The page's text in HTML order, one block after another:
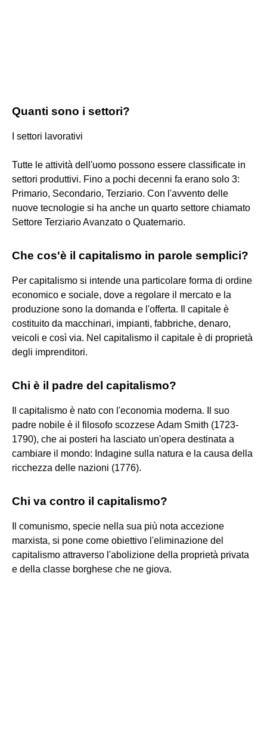
Quanti sono i settori?
I settori lavorativi
Tutte le attività dell'uomo possono essere classificate in
settori produttivi. Fino a pochi decenni fa erano solo 3:
Primario, Secondario, Terziario. Con l'avvento delle
nuove tecnologie si ha anche un quarto settore chiamato
Settore Terziario Avanzato o Quaternario.
Che cos'è il capitalismo in parole semplici?
Per capitalismo si intende una particolare forma di ordine
economico e sociale, dove a regolare il mercato e la
produzione sono la domanda e l'offerta. Il capitale è
costituito da macchinari, impianti, fabbriche, denaro,
veicoli e così via. Nel capitalismo il capitale è di proprietà
degli imprenditori.
Chi è il padre del capitalismo?
Il capitalismo è nato con l'economia moderna. Il suo
padre nobile è il filosofo scozzese Adam Smith (1723-
1790), che ai posteri ha lasciato un'opera destinata a
cambiare il mondo: Indagine sulla natura e la causa della
ricchezza delle nazioni (1776).
Chi va contro il capitalismo?
Il comunismo, specie nella sua più nota accezione
marxista, si pone come obiettivo l'eliminazione del
capitalismo attraverso l'abolizione della proprietà privata
e della classe borghese che ne giova.